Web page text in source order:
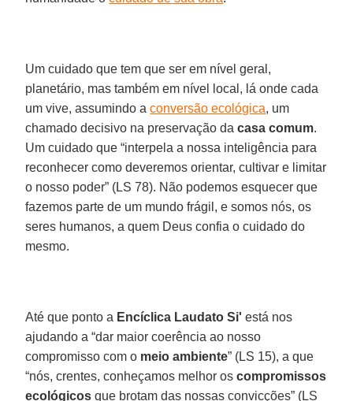
Um cuidado que tem que ser em nível geral,
planetário, mas também em nível local, lá onde cada
um vive, assumindo aconversão ecológica, um
chamado decisivo na preservação dacasa comum.
Um cuidado que “interpela a nossa inteligência para
reconhecer como deveremos orientar, cultivar e limitar
o nosso poder” (LS 78). Não podemos esquecer que
fazemos parte de um mundo frágil, e somos nós, os
seres humanos, a quem Deus confia o cuidado do
mesmo.
Até que ponto a Encíclica Laudato Si' está nos
ajudando a “dar maior coerência ao nosso
compromisso com o meio ambiente” (LS 15), a que
“nós, crentes, conheçamos melhor oscompromissos
ecológicos que brotam das nossas convicções” (LS